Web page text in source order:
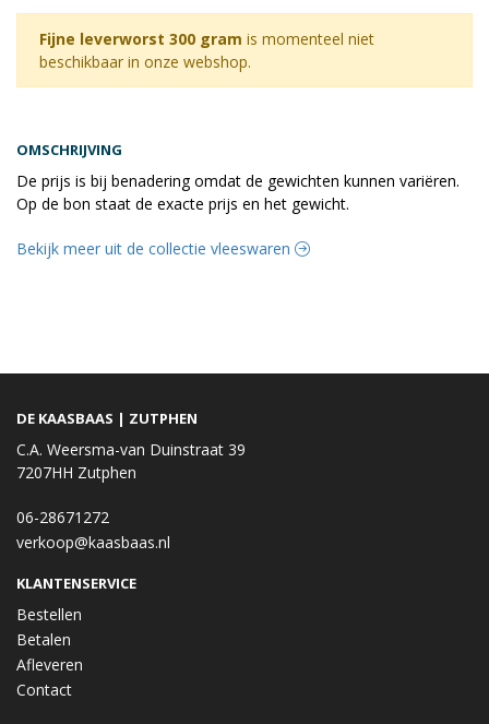
OMSCHRIJVING
De prijs is bij benadering omdat de gewichten kunnen variëren.
Op de bon staat de exacte prijs en het gewicht.
Fijne leverworst 300 gram is momenteel niet
beschikbaar in onze webshop.
Bekijk meer uit de collectie vleeswaren
DE KAASBAAS | ZUTPHEN
C.A. Weersma-van Duinstraat 39
7207HH Zutphen
06-28671272
verkoop@kaasbaas.nl
KLANTENSERVICE
Bestellen
Betalen
Afleveren
Contact